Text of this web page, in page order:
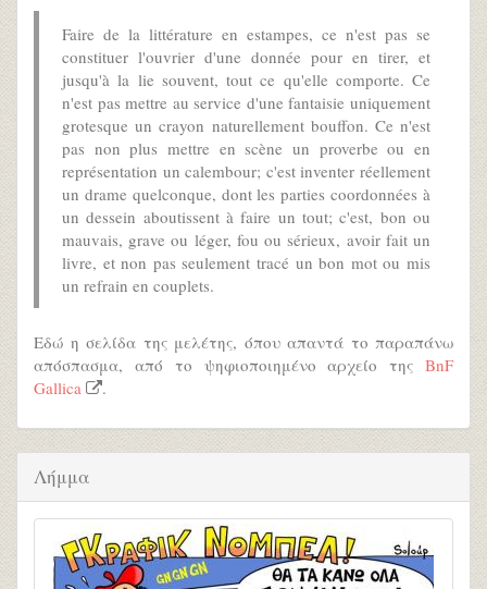
Faire de la littérature en estampes, ce n'est pas se
constituer l'ouvrier d'une donnée pour en tirer, et
jusqu'à la lie souvent, tout ce qu'elle comporte. Ce
n'est pas mettre au service d'une fantaisie uniquement
grotesque un crayon naturellement bouffon. Ce n'est
pas non plus mettre en scène un proverbe ou en
représentation un calembour; c'est inventer réellement
un drame quelconque, dont les parties coordonnées à
un dessein aboutissent à faire un tout; c'est, bon ou
mauvais, grave ou léger, fou ou sérieux, avoir fait un
livre, et non pas seulement tracé un bon mot ou mis
un refrain en couplets.
Εδώ η σελίδα της μελέτης, όπου απαντά το παραπάνω
απόσπασμα, από το ψηφιοποιημένο αρχείο της BnF
Gallica
.
Λήμμα